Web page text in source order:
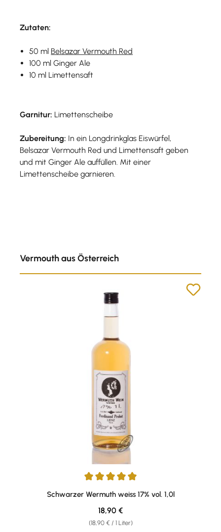
Zutaten:
50 ml Belsazar Vermouth Red
100 ml Ginger Ale
10 ml Limettensaft
Garnitur: Limettenscheibe
Zubereitung: In ein Longdrinkglas Eiswürfel,
Belsazar Vermouth Red und Limettensaft geben
und mit Ginger Ale auffüllen. Mit einer
Limettenscheibe garnieren.
Vermouth aus Österreich
Durchschnittliche Bewertung von 4.95 von 5 Sternen
Schwarzer Wermuth weiss 17% vol. 1,0l
(18,90 € / 1 Liter)
Regulärer Preis:
18,90 €